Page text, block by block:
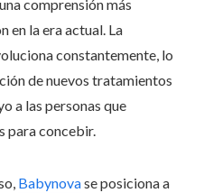
comprensión más
en la era actual. La
constantemente, lo
de nuevos tratamientos
a las personas que
para concebir.
Babynovase posiciona a